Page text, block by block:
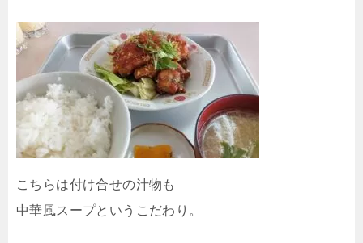
こちらは付け合せの汁物も
中華風スープというこだわり。